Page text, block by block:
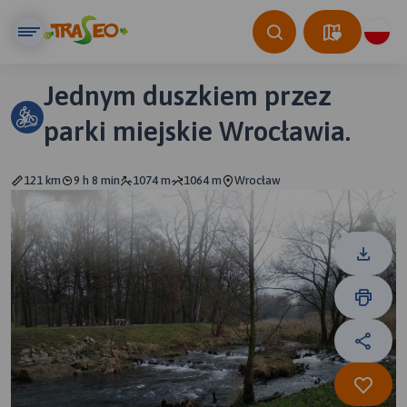
Jednym duszkiem przez
parki miejskie Wrocławia.
121 km 9 h 8 min 1074 m 1064 m Wrocław